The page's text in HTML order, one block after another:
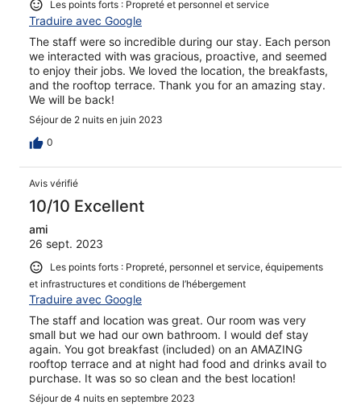
Les points forts : Propreté et personnel et service
Traduire avec Google
The staff were so incredible during our stay. Each person
we interacted with was gracious, proactive, and seemed
to enjoy their jobs. We loved the location, the breakfasts,
and the rooftop terrace. Thank you for an amazing stay.
We will be back!
Séjour de 2 nuits en juin 2023
0
Avis vérifié
10/10 Excellent
ami
26 sept. 2023
Les points forts : Propreté, personnel et service, équipements
et infrastructures et conditions de l’hébergement
Traduire avec Google
The staff and location was great. Our room was very
small but we had our own bathroom. I would def stay
again. You got breakfast (included) on an AMAZING
rooftop terrace and at night had food and drinks avail to
purchase. It was so so clean and the best location!
Séjour de 4 nuits en septembre 2023